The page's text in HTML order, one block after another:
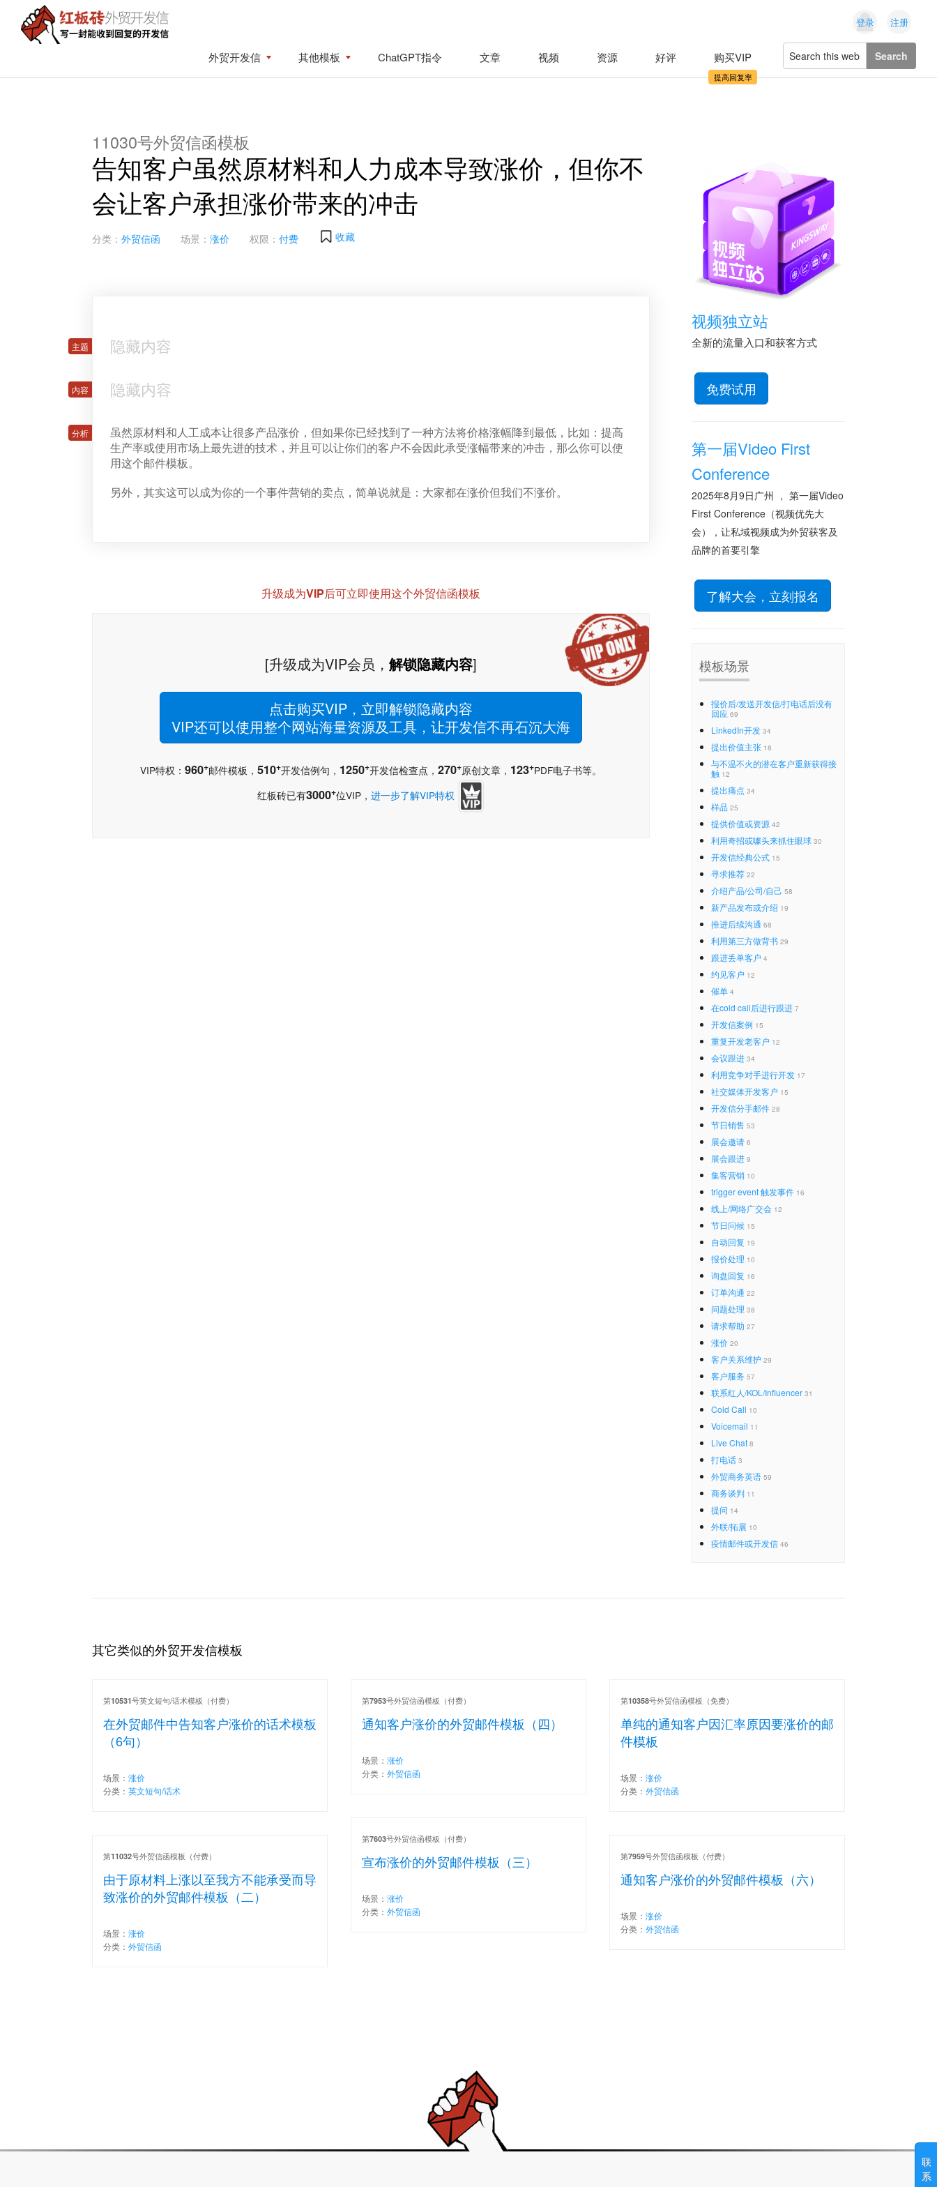
primary
content
砖
登录 注册
外贸开发信 其他模板 ChatGPT指令 文章 视频 资源 好评 购买VIP
Search
this
website
11030号外贸信函模板
告知客户虽然原材料和人力成本导致涨价，但你不
会让客户承担涨价带来的冲击
分类： 外贸信函 场景： 涨价 权限： 付费 收藏
隐藏内容
隐藏内容
虽然原材料和人工成本让很多产品涨价，但如果你已经找到了一种方法将价格涨幅降到最低，比如：提高
生产率或使用市场上最先进的技术，并且可以让你们的客户不会因此承受涨幅带来的冲击，那么你可以使
用这个邮件模板。
另外，其实这可以成为你的一个事件营销的卖点，简单说就是：大家都在涨价但我们不涨价。
升级成为VIP后可立即使用这个外贸信函模板
[升级成为VIP会员， 解锁隐藏内容]
点击购买VIP，立即解锁隐藏内容
VIP还可以使用整个网站海量资源及工具，让开发信不再石沉大海
VIP特权： 960+邮件模板， 510+开发信例句， 1250+开发信检查点， 270+原创文章， 123+PDF电子书等。
红板砖已有3000+位VIP， 进一步了解VIP特权
视频独立站
全新的流量入口和获客方式
免费试用
第一届Video First
Conference
2025年8月9日广州 ， 第一届Video
First Conference（视频优先大
会），让私域视频成为外贸获客及
品牌的首要引擎
了解大会，立刻报名
模板场景
报价后/发送开发信/打电话后没有
回应 69
LinkedIn开发 34
提出价值主张 18
与不温不火的潜在客户重新获得接
触 12
提出痛点 34
样品 25
提供价值或资源 42
利用奇招或噱头来抓住眼球 30
开发信经典公式 15
寻求推荐 22
介绍产品/公司/自己 58
新产品发布或介绍 19
推进后续沟通 68
利用第三方做背书 29
跟进丢单客户 4
约见客户 12
催单 4
在cold call后进行跟进 7
开发信案例 15
重复开发老客户 12
会议跟进 34
利用竞争对手进行开发 17
社交媒体开发客户 15
开发信分手邮件 28
节日销售 53
展会邀请 6
展会跟进 9
集客营销 10
trigger event 触发事件 16
线上/网络广交会 12
节日问候 15
自动回复 19
报价处理 10
询盘回复 16
订单沟通 22
问题处理 38
请求帮助 27
涨价 20
客户关系维护 29
客户服务 57
联系红人/KOL/Influencer 31
Cold Call 10
Voicemail 11
Live Chat 8
打电话 3
外贸商务英语 59
商务谈判 11
提问 14
外联/拓展 10
疫情邮件或开发信 46
其它类似的外贸开发信模板
在外贸邮件中告知客户涨价的话术模板
（6句）
第10531号英文短句/话术模板（付费）
场景： 涨价
分类： 英文短句/话术
通知客户涨价的外贸邮件模板（四）
第7953号外贸信函模板（付费）
场景： 涨价
分类： 外贸信函
单纯的通知客户因汇率原因要涨价的邮
件模板
第10358号外贸信函模板（免费）
场景： 涨价
分类： 外贸信函
由于原材料上涨以至我方不能承受而导
致涨价的外贸邮件模板（二）
第11032号外贸信函模板（付费）
场景： 涨价
分类： 外贸信函
宣布涨价的外贸邮件模板（三）
第7603号外贸信函模板（付费）
场景： 涨价
分类： 外贸信函
通知客户涨价的外贸邮件模板（六）
第7959号外贸信函模板（付费）
场景： 涨价
分类： 外贸信函
联
系